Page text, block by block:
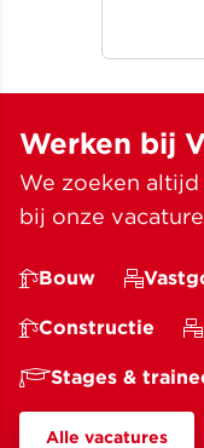
Werken bij
We zoeken altijd
bij onze
Bouw
Constructie
Stages &
Alle vacatures